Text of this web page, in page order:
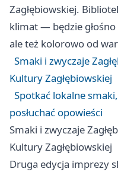
Zagłębiowskiej.
klimat — będzie głośno
ale też kolorowo od
Smaki i zwyczaje
Kultury Zagłębiowskiej
Spotkać lokalne
posłuchać opowieści
Smaki i zwyczaje
Kultury Zagłębiowskiej
Druga edycja imprezy